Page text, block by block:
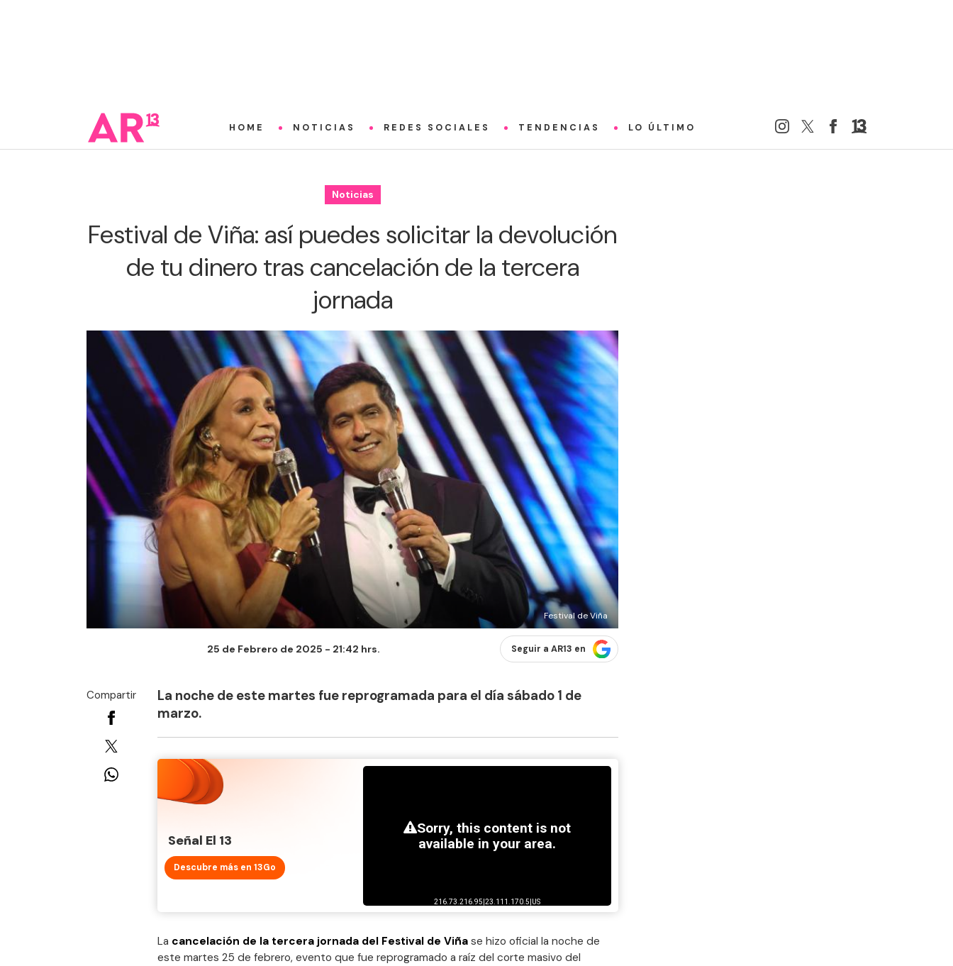
HOME NOTICIAS REDES SOCIALES TENDENCIAS LO ÚLTIMO
Noticias
Festival de Viña: así puedes solicitar la devolución
de tu dinero tras cancelación de la tercera
jornada
Festival de Viña
25 de Febrero de 2025 - 21:42 hrs. Seguir a AR13 en
Compartir
La noche de este martes fue reprogramada para el día sábado 1 de
marzo.
Señal El 13
Descubre más en 13Go
La cancelación de la tercera jornada del Festival de Viña se hizo oficial la noche de
este martes 25 de febrero, evento que fue reprogramado a raíz del corte masivo del